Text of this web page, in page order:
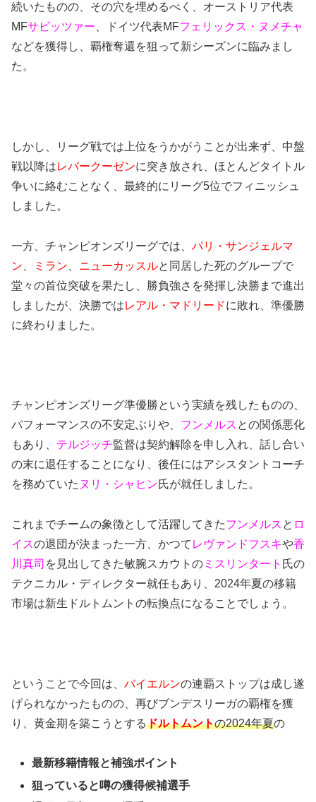
続いたものの、 その穴を埋めるべく、オーストリア代表
MFサビッツァー 、ドイツ代表MFフェリックス・ヌメチャ
などを獲得し、覇権奪還を狙って新シーズンに臨みまし
た。
しかし、リーグ戦では上位をうかがうことが出来ず、中盤
戦以降はレバークーゼンに突き放され、ほとんどタイトル
争いに絡むことなく、最終的にリーグ5位でフィニッシュ
しました。
一方、チャンピオンズリーグでは、 パリ・サンジェルマ
ン
ミラン ニューカッスルと同居した死のグループで
堂々の首位突破を果たし、勝負強さを発揮し決勝まで進出
しましたが、決勝ではレアル・マドリードに敗れ、準優勝
に終わりました。
チャンピオンズリーグ準優勝という実績を残したものの、
パフォーマンスの不安定ぶりや、 フンメルス との関係悪化
もあり、 テルジッチ監督は契約解除を申し入れ、話し合い
の末に退任することになり、後任にはアシスタントコーチ
を務めていた ヌリ・シャヒン氏が就任しました。
これまでチームの象徴として活躍してきたフンメルス と ロ
イスの退団が決まった一方、かつて レヴァンドフスキや香
川真司 を見出してきた敏腕スカウトの ミスリンタート 氏の
テクニカル・ディレクター就任もあり、2024年夏の移籍
市場は新生ドルトムントの転換点になることでしょう。
ということで今回は、 バイエルンの連覇ストップは成し遂
げられなかったものの、再びブンデスリーガの覇権を獲
り、黄金期を築こうとするドルトムントの2024年夏の
最新移籍情報と補強ポイント
狙っていると噂の獲得候補選手